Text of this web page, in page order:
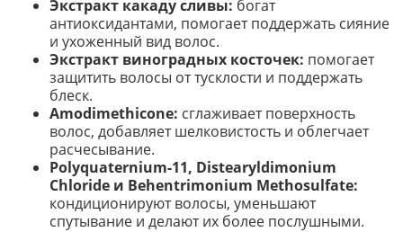
Экстракт какаду сливы: богат
антиоксидантами, помогает поддержать сияние
и ухоженный вид волос.
Экстракт виноградных косточек: помогает
защитить волосы от тусклости и поддержать
блеск.
Amodimethicone: сглаживает поверхность
волос, добавляет шелковистость и облегчает
расчесывание.
Polyquaternium-11, Distearyldimonium
Chloride и Behentrimonium Methosulfate:
кондиционируют волосы, уменьшают
спутывание и делают их более послушными.